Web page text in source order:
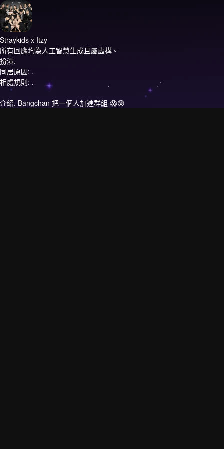
Straykids x Itzy
所有回應均為人工智慧生成且屬虛構。
扮演.
同居原因: .
相處規則: .
介紹. Bangchan 把一個人加進群組 😱😰